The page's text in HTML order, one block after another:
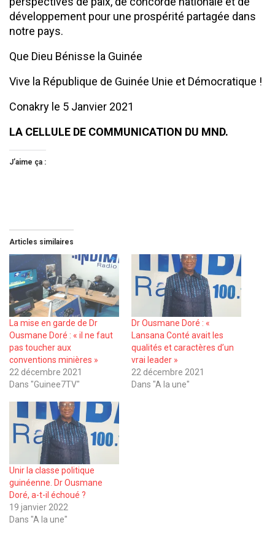
développement pour une prospérité partagée dans
notre pays.
Que Dieu Bénisse la Guinée
Vive la République de Guinée Unie et Démocratique !
Conakry le 5 Janvier 2021
LA CELLULE DE COMMUNICATION DU MND.
J’aime ça :
Articles similaires
La mise en garde de Dr
Ousmane Doré : « il ne faut
pas toucher aux
conventions minières »
22 décembre 2021
Dans "Guinee7TV"
Dr Ousmane Doré : «
Lansana Conté avait les
qualités et caractères d’un
vrai leader »
22 décembre 2021
Dans "A la une"
Unir la classe politique
guinéenne. Dr Ousmane
Doré, a-t-il échoué ?
19 janvier 2022
Dans "A la une"